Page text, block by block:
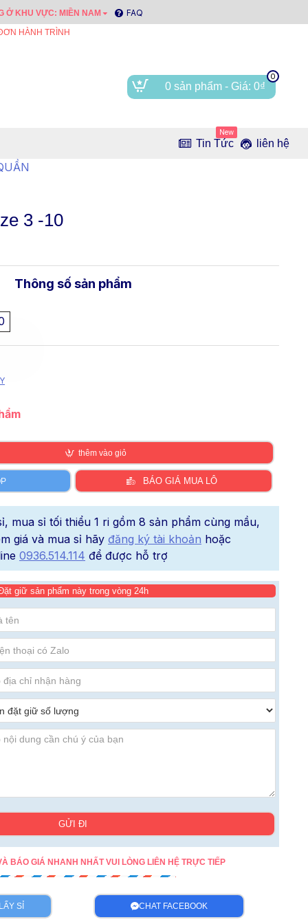
Ở KHU VỰC: MIỀN NAM FAQ
HÀNH TRÌNH
0 sản phẩm - Giá: 0₫
0
Tin Tức
New
liên hệ
3 -10
Thông số sản phẩm
thêm vào giỏ
BÁO GIÁ MUA LÔ
mua sỉ tối thiểu 1 ri gồm 8 sản phẩm cùng mầu,
giá và mua sỉ hãy đăng ký tài khoản hoặc
0936.514.114 để được hỗ trợ
BÁO GIÁ NHANH NHẤT VUI LÒNG LIÊN HỆ TRỰC TIẾP
SỈ CHAT FACEBOOK
giữ sản phẩm này trong vòng 24h
GỬI ĐI